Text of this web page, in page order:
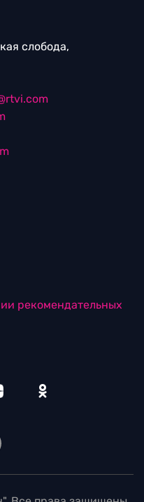
слобода,
рекомендательных